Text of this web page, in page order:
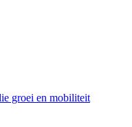
groei en mobiliteit